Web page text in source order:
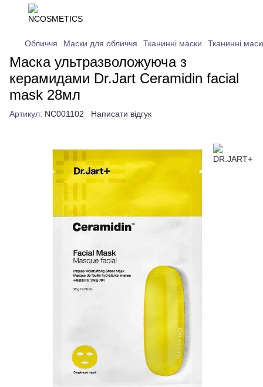
Обличчя Маски для обличчя Тканинні маски Тканинні
Маска ультразволожуюча з
керамидами Dr.Jart Ceramidin facial
mask 28мл
Артикул: NC001102 Написати відгук